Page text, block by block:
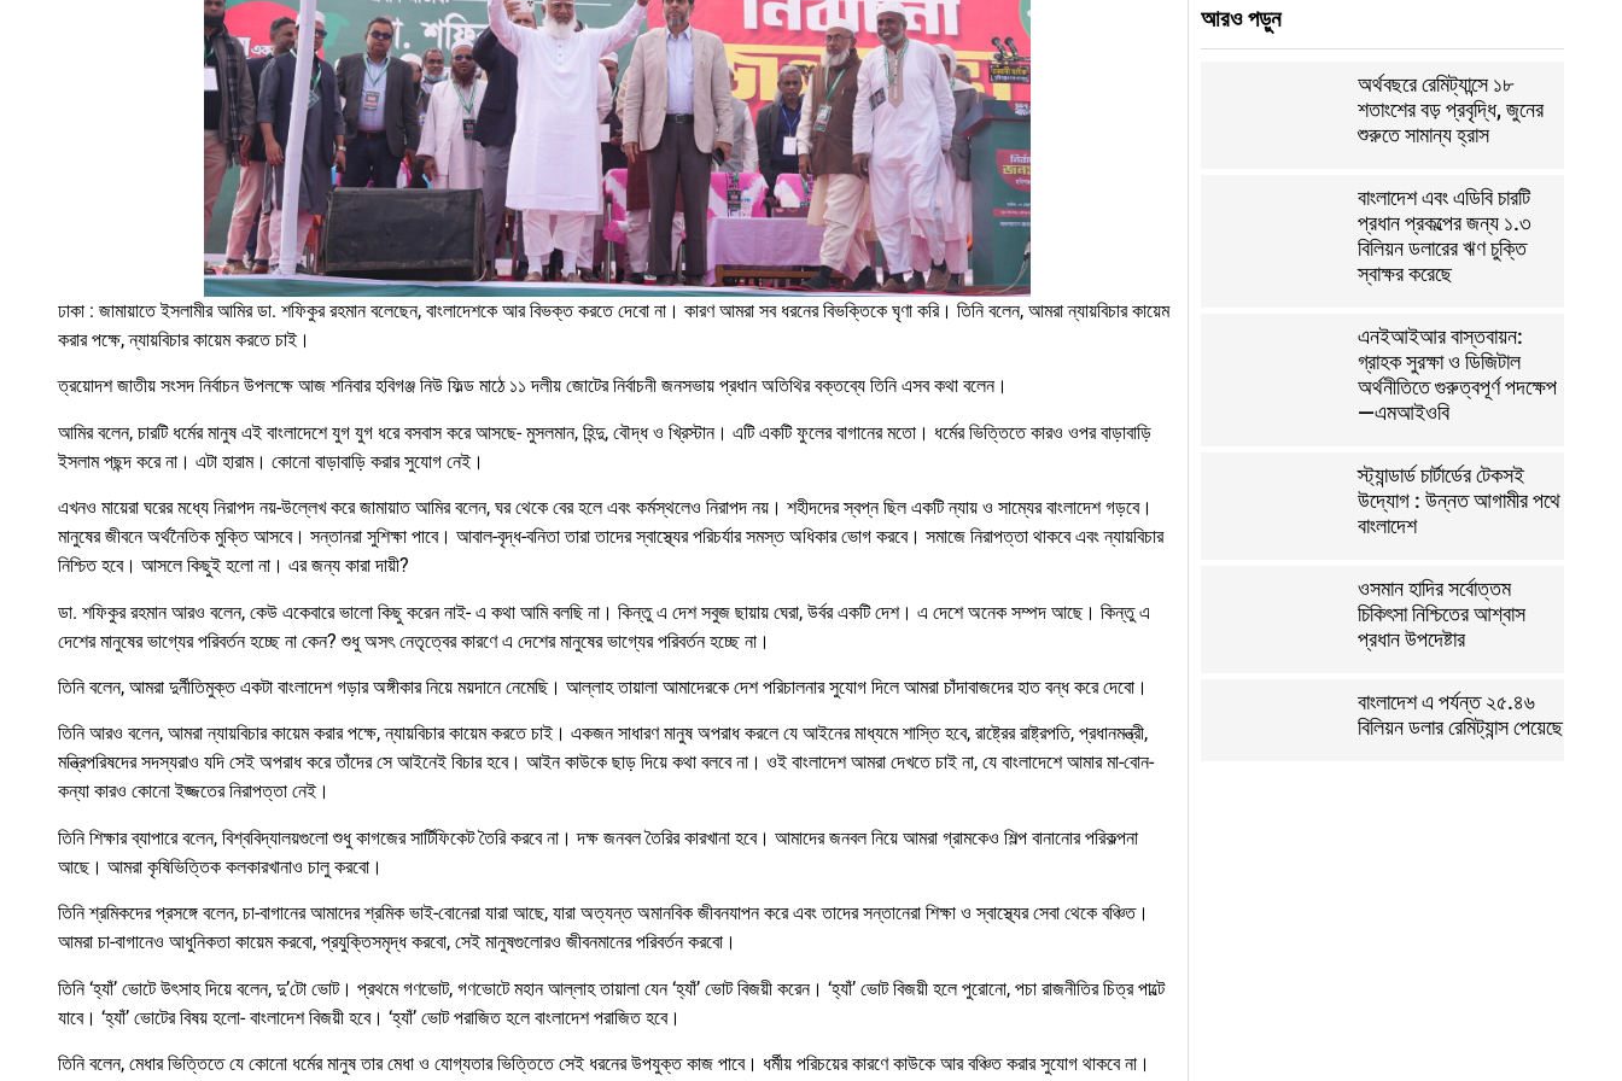
ঢাকা : জামায়াতে ইসলামীর আমির ডা. শফিকুর রহমান বলেছেন, বাংলাদেশকে আর বিভক্ত করতে দেবো না। কারণ আমরা সব ধরনের বিভক্তিকে ঘৃণা করি। তিনি বলেন, আমরা ন্যায়বিচার কায়েম
করার পক্ষে, ন্যায়বিচার কায়েম করতে চাই।
ত্রয়োদশ জাতীয় সংসদ নির্বাচন উপলক্ষে আজ শনিবার হবিগঞ্জ নিউ ফিল্ড মাঠে ১১ দলীয় জোটের নির্বাচনী জনসভায় প্রধান অতিথির বক্তব্যে তিনি এসব কথা বলেন।
আমির বলেন, চারটি ধর্মের মানুষ এই বাংলাদেশে যুগ যুগ ধরে বসবাস করে আসছে- মুসলমান, হিন্দু, বৌদ্ধ ও খ্রিস্টান। এটি একটি ফুলের বাগানের মতো। ধর্মের ভিত্তিতে কারও ওপর বাড়াবাড়ি
ইসলাম পছন্দ করে না। এটা হারাম। কোনো বাড়াবাড়ি করার সুযোগ নেই।
এখনও মায়েরা ঘরের মধ্যে নিরাপদ নয়-উল্লেখ করে জামায়াত আমির বলেন, ঘর থেকে বের হলে এবং কর্মস্থলেও নিরাপদ নয়। শহীদদের স্বপ্ন ছিল একটি ন্যায় ও সাম্যের বাংলাদেশ গড়বে।
মানুষের জীবনে অর্থনৈতিক মুক্তি আসবে। সন্তানরা সুশিক্ষা পাবে। আবাল-বৃদ্ধ-বনিতা তারা তাদের স্বাস্থ্যের পরিচর্যার সমস্ত অধিকার ভোগ করবে। সমাজে নিরাপত্তা থাকবে এবং ন্যায়বিচার
নিশ্চিত হবে। আসলে কিছুই হলো না। এর জন্য কারা দায়ী?
ডা. শফিকুর রহমান আরও বলেন, কেউ একেবারে ভালো কিছু করেন নাই- এ কথা আমি বলছি না। কিন্তু এ দেশ সবুজ ছায়ায় ঘেরা, উর্বর একটি দেশ। এ দেশে অনেক সম্পদ আছে। কিন্তু এ
দেশের মানুষের ভাগ্যের পরিবর্তন হচ্ছে না কেন? শুধু অসৎ নেতৃত্বের কারণে এ দেশের মানুষের ভাগ্যের পরিবর্তন হচ্ছে না।
তিনি বলেন, আমরা দুর্নীতিমুক্ত একটা বাংলাদেশ গড়ার অঙ্গীকার নিয়ে ময়দানে নেমেছি। আল্লাহ তায়ালা আমাদেরকে দেশ পরিচালনার সুযোগ দিলে আমরা চাঁদাবাজদের হাত বন্ধ করে দেবো।
তিনি আরও বলেন, আমরা ন্যায়বিচার কায়েম করার পক্ষে, ন্যায়বিচার কায়েম করতে চাই। একজন সাধারণ মানুষ অপরাধ করলে যে আইনের মাধ্যমে শাস্তি হবে, রাষ্ট্রের রাষ্ট্রপতি, প্রধানমন্ত্রী,
মন্ত্রিপরিষদের সদস্যরাও যদি সেই অপরাধ করে তাঁদের সে আইনেই বিচার হবে। আইন কাউকে ছাড় দিয়ে কথা বলবে না। ওই বাংলাদেশ আমরা দেখতে চাই না, যে বাংলাদেশে আমার মা-বোন-
কন্যা কারও কোনো ইজ্জতের নিরাপত্তা নেই।
তিনি শিক্ষার ব্যাপারে বলেন, বিশ্ববিদ্যালয়গুলো শুধু কাগজের সার্টিফিকেট তৈরি করবে না। দক্ষ জনবল তৈরির কারখানা হবে। আমাদের জনবল নিয়ে আমরা গ্রামকেও শিল্প বানানোর পরিকল্পনা
আছে। আমরা কৃষিভিত্তিক কলকারখানাও চালু করবো।
তিনি শ্রমিকদের প্রসঙ্গে বলেন, চা-বাগানের আমাদের শ্রমিক ভাই-বোনেরা যারা আছে, যারা অত্যন্ত অমানবিক জীবনযাপন করে এবং তাদের সন্তানেরা শিক্ষা ও স্বাস্থ্যের সেবা থেকে বঞ্চিত।
আমরা চা-বাগানেও আধুনিকতা কায়েম করবো, প্রযুক্তিসমৃদ্ধ করবো, সেই মানুষগুলোরও জীবনমানের পরিবর্তন করবো।
তিনি ‘হ্যাঁ’ ভোটে উৎসাহ দিয়ে বলেন, দু’টো ভোট। প্রথমে গণভোট, গণভোটে মহান আল্লাহ তায়ালা যেন ‘হ্যাঁ’ ভোট বিজয়ী করেন। ‘হ্যাঁ’ ভোট বিজয়ী হলে পুরোনো, পচা রাজনীতির চিত্র পাল্টে
যাবে। ‘হ্যাঁ’ ভোটের বিষয় হলো- বাংলাদেশ বিজয়ী হবে। ‘হ্যাঁ’ ভোট পরাজিত হলে বাংলাদেশ পরাজিত হবে।
তিনি বলেন, মেধার ভিত্তিতে যে কোনো ধর্মের মানুষ তার মেধা ও যোগ্যতার ভিত্তিতে সেই ধরনের উপযুক্ত কাজ পাবে। ধর্মীয় পরিচয়ের কারণে কাউকে আর বঞ্চিত করার সুযোগ থাকবে না।
আরও পড়ুন
অর্থবছরে রেমিট্যান্সে ১৮
শতাংশের বড় প্রবৃদ্ধি, জুনের
শুরুতে সামান্য হ্রাস
বাংলাদেশ এবং এডিবি চারটি
প্রধান প্রকল্পের জন্য ১.৩
বিলিয়ন ডলারের ঋণ চুক্তি
স্বাক্ষর করেছে
এনইআইআর বাস্তবায়ন:
গ্রাহক সুরক্ষা ও ডিজিটাল
অর্থনীতিতে গুরুত্বপূর্ণ পদক্ষেপ
—এমআইওবি
স্ট্যান্ডার্ড চার্টার্ডের টেকসই
উদ্যোগ : উন্নত আগামীর পথে
বাংলাদেশ
ওসমান হাদির সর্বোত্তম
চিকিৎসা নিশ্চিতের আশ্বাস
প্রধান উপদেষ্টার
বাংলাদেশ এ পর্যন্ত ২৫.৪৬
বিলিয়ন ডলার রেমিট্যান্স পেয়েছে